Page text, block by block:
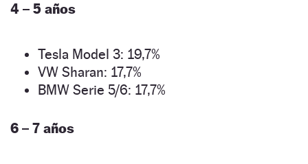
4 – 5 años
Tesla Model 3: 19,7%
VW Sharan: 17,7%
BMW Serie 5/6: 17,7%
6 – 7 años